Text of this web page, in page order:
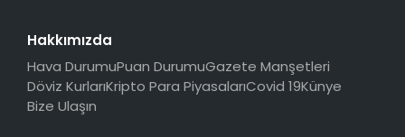
Hakkımızda
Hava DurumuPuan DurumuGazete Manşetleri
Döviz KurlarıKripto Para PiyasalarıCovid 19Künye
Bize Ulaşın